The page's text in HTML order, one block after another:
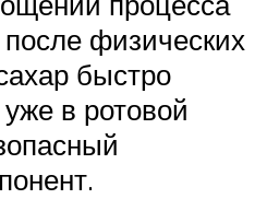
физических
быстро
в ротовой